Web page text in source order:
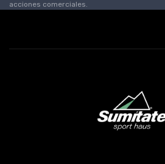
acciones comerciales.